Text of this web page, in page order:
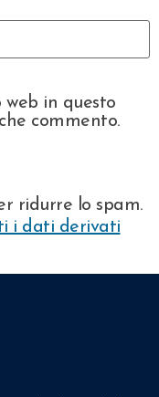
in questo
commento.
ridurre lo spam.
i dati derivati